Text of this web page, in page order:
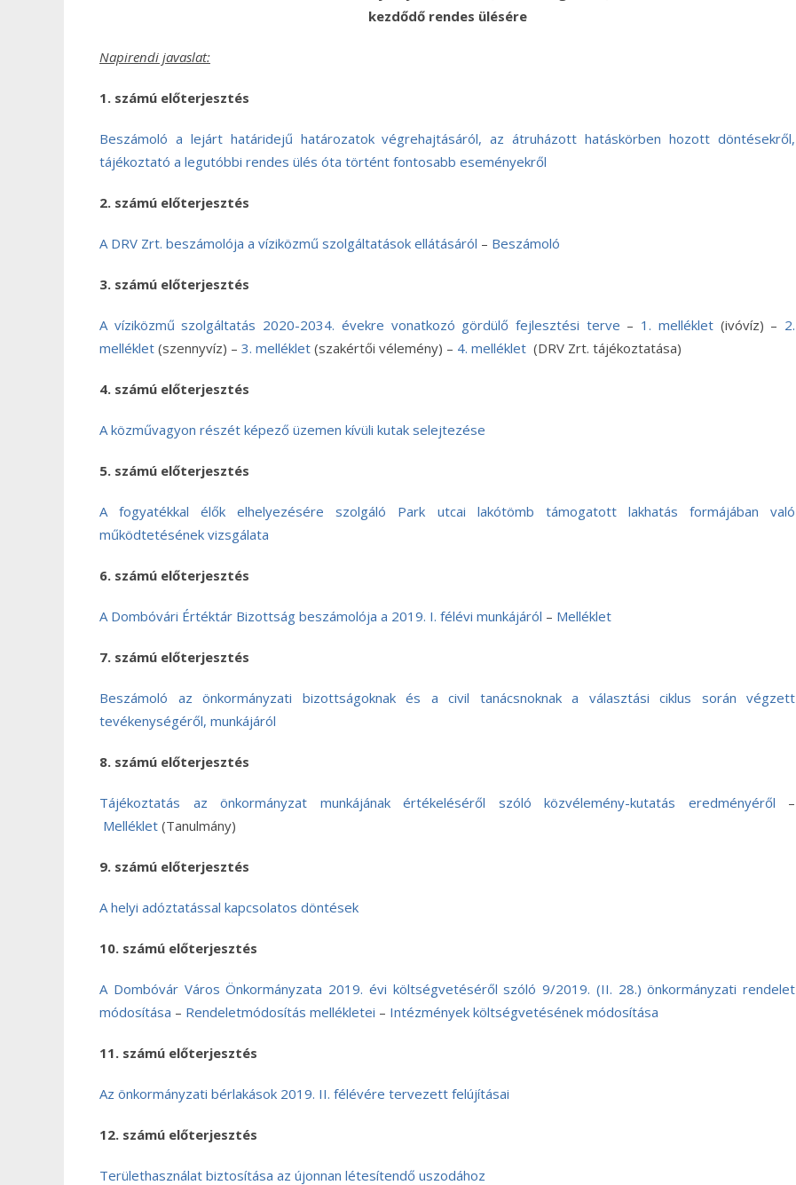
kezdődő rendes ülésére
Napirendi javaslat:
1. számú előterjesztés
Beszámoló a lejárt határidejű határozatok végrehajtásáról, az átruházott hatáskörben hozott döntésekről,
tájékoztató a legutóbbi rendes ülés óta történt fontosabb eseményekről
2. számú előterjesztés
A DRV Zrt. beszámolója a víziközmű szolgáltatások ellátásáról – Beszámoló
3. számú előterjesztés
A víziközmű szolgáltatás 2020-2034. évekre vonatkozó gördülő fejlesztési terve – 1. melléklet(ivóvíz) – 2.
melléklet (szennyvíz) – 3. melléklet (szakértői vélemény) – 4. melléklet (DRV Zrt. tájékoztatása)
4. számú előterjesztés
A közművagyon részét képező üzemen kívüli kutak selejtezése
5. számú előterjesztés
A fogyatékkal élők elhelyezésére szolgáló Park utcai lakótömb támogatott lakhatás formájában való
működtetésének vizsgálata
6. számú előterjesztés
A Dombóvári Értéktár Bizottság beszámolója a 2019. I. félévi munkájáról – Melléklet
7. számú előterjesztés
Beszámoló az önkormányzati bizottságoknak és a civil tanácsnoknak a választási ciklus során végzett
tevékenységéről, munkájáról
8. számú előterjesztés
Tájékoztatás az önkormányzat munkájának értékeléséről szóló közvélemény-kutatás eredményéről –
Melléklet (Tanulmány)
9. számú előterjesztés
A helyi adóztatással kapcsolatos döntések
10. számú előterjesztés
A Dombóvár Város Önkormányzata 2019. évi költségvetéséről szóló 9/2019. (II. 28.) önkormányzati rendelet
módosítása – Rendeletmódosítás mellékletei – Intézmények költségvetésének módosítása
11. számú előterjesztés
Az önkormányzati bérlakások 2019. II. félévére tervezett felújításai
12. számú előterjesztés
Területhasználat biztosítása az újonnan létesítendő uszodához